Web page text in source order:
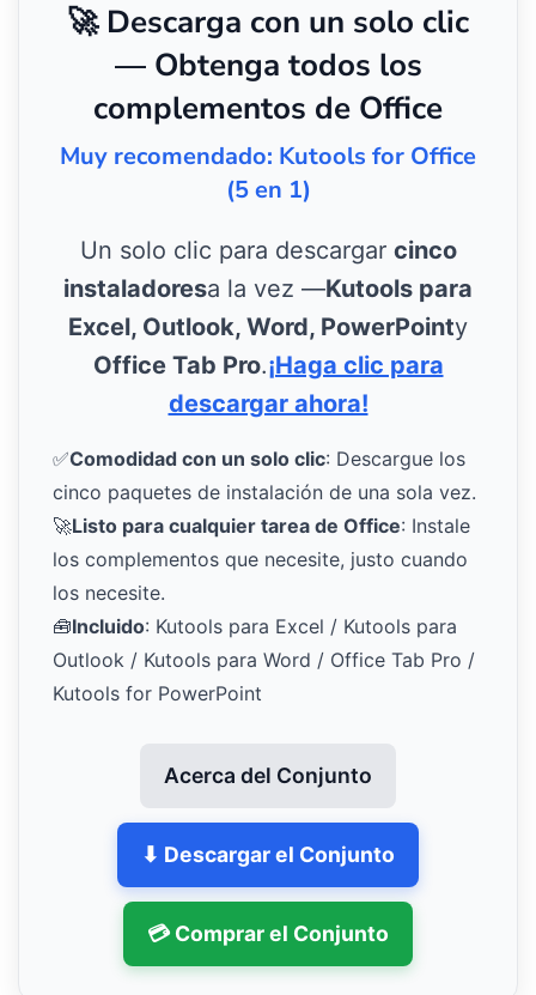
🚀 Descarga con un solo clic
— Obtenga todos los
complementos de Office
Muy recomendado: Kutools for Office
(5 en 1)
Un solo clic para descargar cinco
instaladoresa la vez —Kutools para
Excel, Outlook, Word, PowerPointy
Office Tab Pro.¡Haga clic para
descargar ahora!
✅Comodidad con un solo clic: Descargue los
cinco paquetes de instalación de una sola vez.
🚀Listo para cualquier tarea de Office: Instale
los complementos que necesite, justo cuando
los necesite.
🧰Incluido: Kutools para Excel / Kutools para
Outlook / Kutools para Word / Office Tab Pro /
Kutools for PowerPoint
Acerca del Conjunto
⬇ Descargar el Conjunto
💳 Comprar el Conjunto